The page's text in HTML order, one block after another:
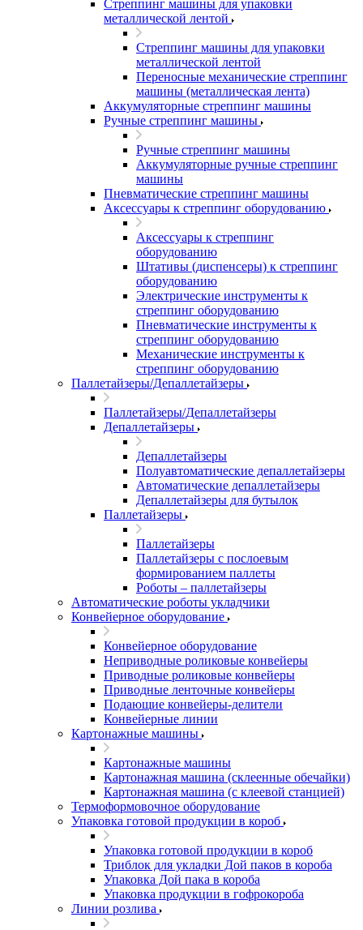
Стреппинг машины для упаковки
металлической лентой
Стреппинг машины для упаковки
металлической лентой
Переносные механические стреппинг
машины (металлическая лента)
Аккумуляторные стреппинг машины
Ручные стреппинг машины
Ручные стреппинг машины
Аккумуляторные ручные стреппинг
машины
Пневматические стреппинг машины
Аксессуары к стреппинг оборудованию
Аксессуары к стреппинг
оборудованию
Штативы (диспенсеры) к стреппинг
оборудованию
Электрические инструменты к
стреппинг оборудованию
Пневматические инструменты к
стреппинг оборудованию
Механические инструменты к
стреппинг оборудованию
Паллетайзеры/Депаллетайзеры
Паллетайзеры/Депаллетайзеры
Депаллетайзеры
Депаллетайзеры
Полуавтоматические депаллетайзеры
Автоматические депаллетайзеры
Депаллетайзеры для бутылок
Паллетайзеры
Паллетайзеры
Паллетайзеры с послоевым
формированием паллеты
Роботы – паллетайзеры
Автоматические роботы укладчики
Конвейерное оборудование
Конвейерное оборудование
Неприводные роликовые конвейеры
Приводные роликовые конвейеры
Приводные ленточные конвейеры
Подающие конвейеры-делители
Конвейерные линии
Картонажные машины
Картонажные машины
Картонажная машина (склеенные обечайки)
Картонажная машина (с клеевой станцией)
Термоформовочное оборудование
Упаковка готовой продукции в короб
Упаковка готовой продукции в короб
Триблок для укладки Дой паков в короба
Упаковка Дой пака в короба
Упаковка продукции в гофрокороба
Линии розлива